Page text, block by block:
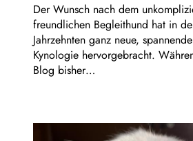
Der Wunsch nach dem
freundlichen Begleithund hat in
Jahrzehnten ganz neue,
Kynologie hervorgebracht.
Blog bisher…